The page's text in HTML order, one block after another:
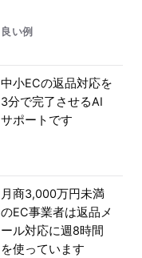
良い例
中小ECの返品対応を
3分で完了させるAI
サポートです
月商3,000万円未満
のEC事業者は返品メ
ール対応に週8時間
を使っています